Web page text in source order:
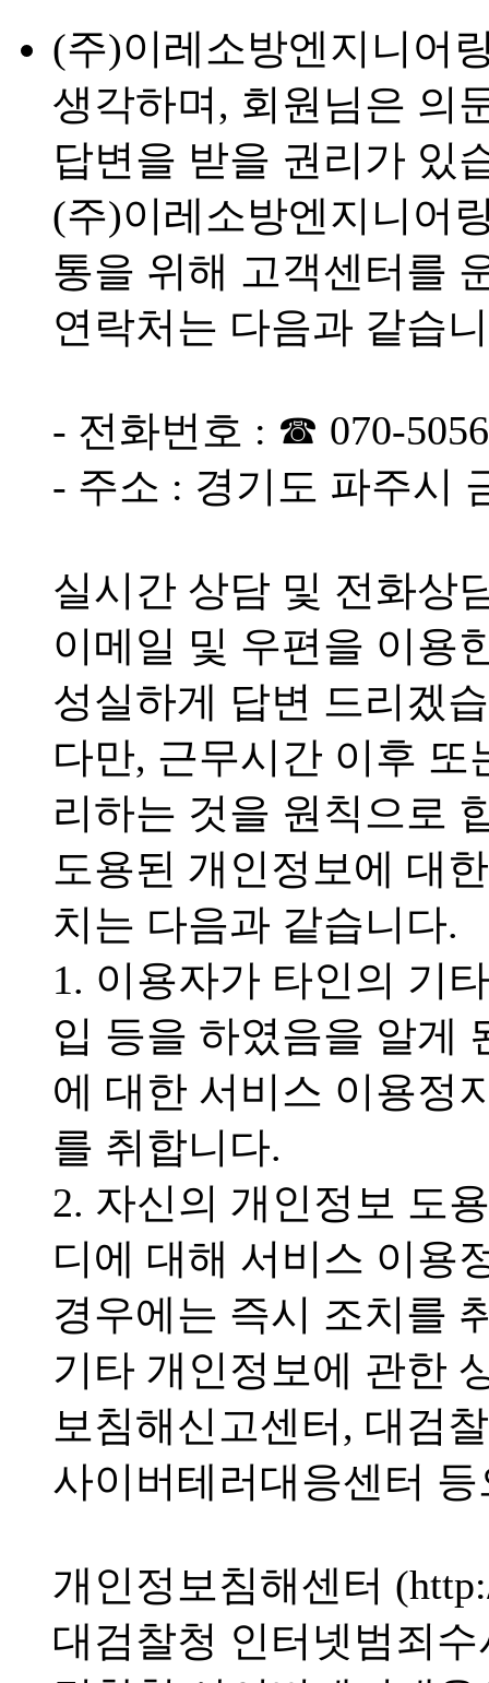
(주)이레소방엔지니어
생각하며, 회원님은 의
답변을 받을 권리가 있
(주)이레소방엔지니어
통을 위해 고객센터를
연락처는 다음과 같습
- 전화번호 : ☎ 070-
- 주소 : 경기도 파주시
실시간 상담 및 전화상
이메일 및 우편을 이용
성실하게 답변 드리겠
다만, 근무시간 이후
리하는 것을 원칙으로
도용된 개인정보에 대
치는 다음과 같습니다.
1. 이용자가 타인의 기
입 등을 하였음을 알게
에 대한 서비스 이용정
를 취합니다.
2. 자신의 개인정보 도
디에 대해 서비스 이용
경우에는 즉시 조치를
기타 개인정보에 관한
보침해신고센터, 대검
사이버테러대응센터
개인정보침해센터
대검찰청 인터넷범죄